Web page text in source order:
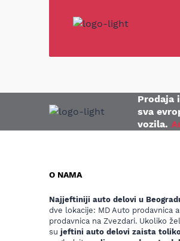
Prodaja
sva
vozila.
O NAMA
Najjeftiniji auto delovi u
dve lokacije: MD Auto prodavnica
prodavnica na Zvezdari. Ukoliko
su jeftini auto delovi zaista